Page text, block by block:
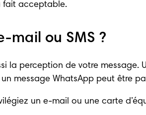
fait acceptable.
mail ou SMS ?
la perception de votre
un message WhatsApp peut
un e-mail ou une carte